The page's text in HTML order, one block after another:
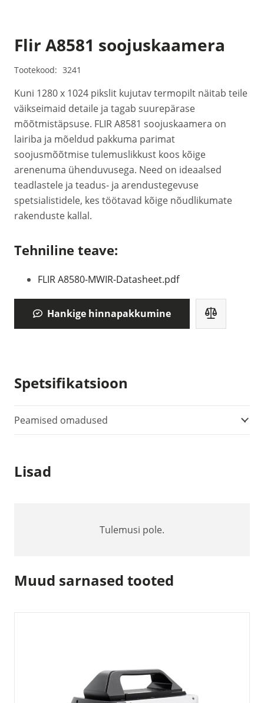
Flir A8581 soojuskaamera
Tootekood: 3241
Kuni 1280 x 1024 pikslit kujutav termopilt näitab teile
väikseimaid detaile ja tagab suurepärase
mõõtmistäpsuse. FLIR A8581 soojuskaamera on
lairiba ja mõeldud pakkuma parimat
soojusmõõtmise tulemuslikkust koos kõige
arenenuma ühenduvusega. Need on ideaalsed
teadlastele ja teadus- ja arendustegevuse
spetsialistidele, kes töötavad kõige nõudlikumate
rakenduste kallal.
Tehniline teave:
FLIR A8580-MWIR-Datasheet.pdf
Hankige hinnapakkumine
Spetsifikatsioon
Peamised omadused
Lisad
Tulemusi pole.
Muud sarnased tooted